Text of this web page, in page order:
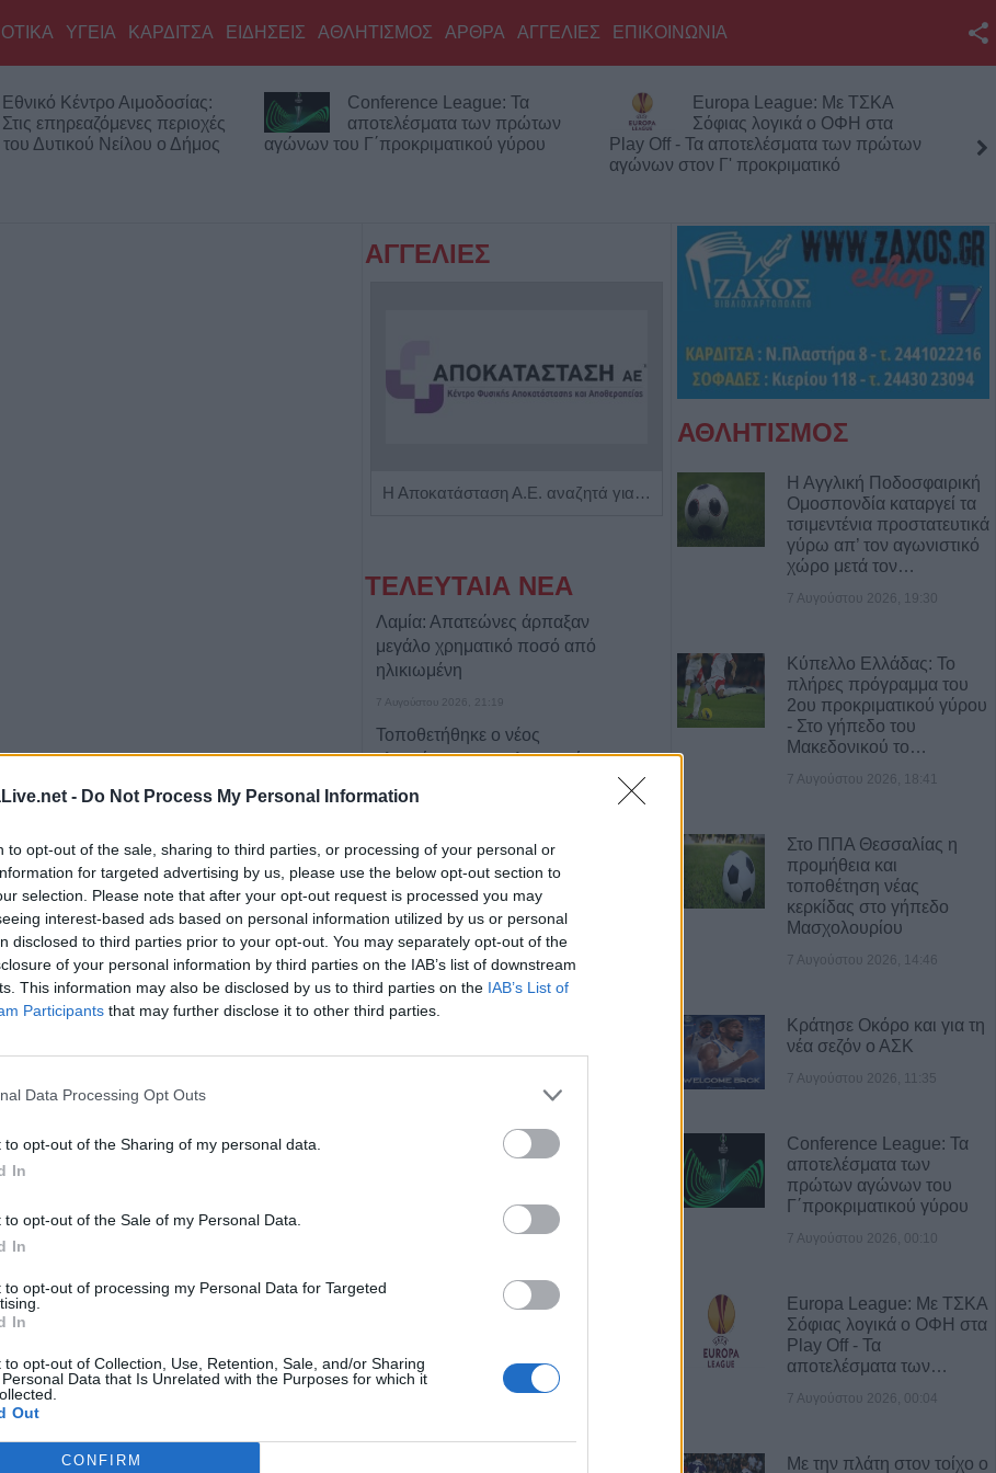
- Do Not Process My Personal Information
to opt-out of the sale, sharing to third parties, or processing of your personal or
for targeted advertising by us, please use the below opt-out section to
selection. Please note that after your opt-out request is processed you may
interest-based ads based on personal information utilized by us or personal
disclosed to third parties prior to your opt-out. You may separately opt-out of the
of your personal information by third parties on the IAB’s list of downstream
This information may also be disclosed by us to third parties on the IAB’s List of
Participants that may further disclose it to other third parties.
Data Processing Opt Outs
to opt-out of the Sharing of my personal data.
In
to opt-out of the Sale of my Personal Data.
In
to opt-out of processing my Personal Data for Targeted
In
to opt-out of Collection, Use, Retention, Sale, and/or Sharing
Data that Is Unrelated with the Purposes for which it
Out
CONFIRM
Twitter
YouTube
RSS
Επικοινωνία με το
ΥΓΕΙΑ ΚΑΡΔΙΤΣΑ ΕΙΔΗΣΕΙΣ ΑΘΛΗΤΙΣΜΟΣ ΑΡΘΡΑ ΑΓΓΕΛΙΕΣ ΕΠΙΚΟΙΝΩΝΙΑ
Εθνικό Κέντρο Αιμοδοσίας:
Στις επηρεαζόμενες περιοχές
του Δυτικού Νείλου ο Δήμος
Conference League: Τα
αποτελέσματα των πρώτων
αγώνων του Γ΄προκριματικού γύρου
Europa League: Με ΤΣΚΑ
Σόφιας λογικά ο ΟΦΗ στα
Play Off - Τα αποτελέσματα των πρώτων
αγώνων στον Γ' προκριματικό
ΑΓΓΕΛΙΕΣ
Η Αποκατάσταση Α.Ε. αναζητά για εργασία Νοσηλευτές και Βοηθούς Νοσηλευτές Πωλείται μονοκατοικία τριών επιπέδων στο καταπράσινο Πευκόφυτο Καρδίτσας
ΤΕΛΕΥΤΑΙΑ ΝΕΑ
Λαμία: Απατεώνες άρπαξαν
μεγάλο χρηματικό ποσό από
ηλικιωμένη
7 Αυγούστου 2026, 21:19
Τοποθετήθηκε ο νέος
χλοοτάπητας στο Δημοτικό
Μονοτεχνική Καρδίτσας: Η no1
επιλογή σε ανακαινίσεις
εσωτερικών και εξωτερικών
χώρων!
7 Αυγούστου 2026, 20:48
ΑΑΔΕ: Άνοιξε ξανά το σύστημα
ΕΑΕ 2025 για διορθώσεις και
τους παραγωγούς
Τρικάλων – Εκτεταμένες
Σχέδια Βελτίωσης: Ανοίγει ο
εκατ. ευρώ
σε 67.746 δικαιούχους για την
αγορά λιπασμάτων
ΑΘΛΗΤΙΣΜΟΣ
Η Αγγλική Ποδοσφαιρική
Ομοσπονδία καταργεί τα
τσιμεντένια προστατευτικά
γύρω απ’ τον αγωνιστικό
χώρο μετά τον…
7 Αυγούστου 2026, 19:30
Κύπελλο Ελλάδας: Το
πλήρες πρόγραμμα του
2ου προκριματικού γύρου
- Στο γήπεδο του
Μακεδονικού το…
7 Αυγούστου 2026, 18:41
Στο ΠΠΑ Θεσσαλίας η
προμήθεια και
τοποθέτηση νέας
κερκίδας στο γήπεδο
Μασχολουρίου
7 Αυγούστου 2026, 14:46
Κράτησε Οκόρο και για τη
νέα σεζόν ο ΑΣΚ
7 Αυγούστου 2026, 11:35
Conference League: Τα
αποτελέσματα των
πρώτων αγώνων του
Γ΄προκριματικού γύρου
7 Αυγούστου 2026, 00:10
Europa League: Με ΤΣΚΑ
Σόφιας λογικά ο ΟΦΗ στα
Play Off - Τα
αποτελέσματα των…
7 Αυγούστου 2026, 00:04
Με την πλάτη στον τοίχο ο